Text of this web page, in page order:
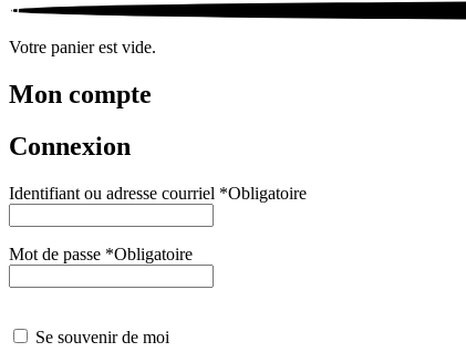
0
Votre panier est vide.
Mon compte
Connexion
Identifiant ou adresse courriel *Obligatoire
Mot de passe *Obligatoire
Se souvenir de moi